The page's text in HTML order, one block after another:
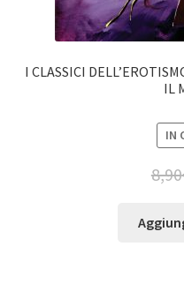
I CLASSICI
IL
IN
8,90